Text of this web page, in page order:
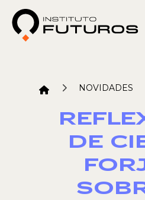
NOVIDADES
DE